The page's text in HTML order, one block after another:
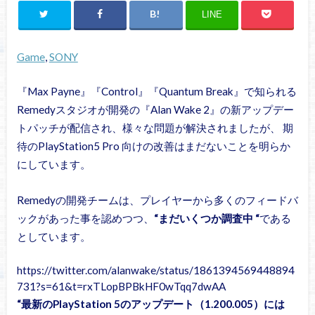
LINE
Game, SONY
『Max Payne』『Control』『Quantum Break』で知られる
Remedyスタジオが開発の『Alan Wake 2』の新アップデー
トパッチが配信され、様々な問題が解決されましたが、 期
待のPlayStation5 Pro 向けの改善はまだないことを明らか
にしています。
Remedyの開発チームは、プレイヤーから多くのフィードバ
ックがあった事を認めつつ、 “まだいくつか調査中 “である
としています。
https://twitter.com/alanwake/status/1861394569448894
731?s=61&t=rxTLopBPBkHF0wTqq7dwAA
“最新のPlayStation 5のアップデート（1.200.005）には